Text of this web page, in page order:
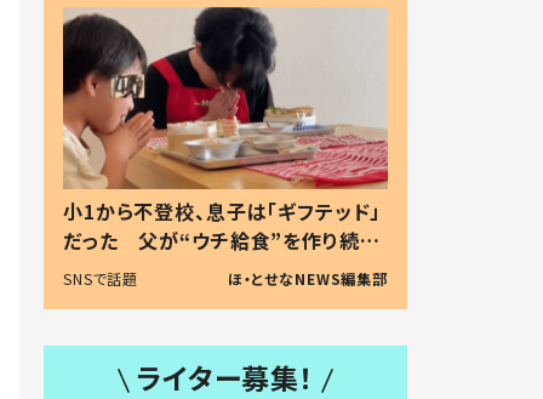
小1から不登校、息子は「ギフテッド」
だった 父が“ウチ給食”を作り続け
る理由とは #令和の親 #令和の子
SNSで話題 ほ・とせなNEWS編集部
ライター募集！